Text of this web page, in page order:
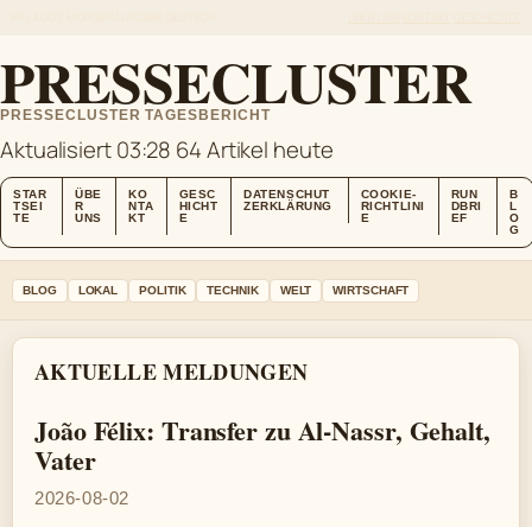
PRESSECLUSTER
PRESSECLUSTER TAGESBERICHT
Aktualisiert 03:28 64 Artikel heute
STAR
TSEI
TE
ÜBE
R
UNS
KO
NTA
KT
GESC
HICHT
E
DATENSCHUT
ZERKLÄRUNG
COOKIE-
RICHTLINI
E
RUN
DBRI
EF
B
L
O
G
BLOG LOKAL POLITIK TECHNIK WELT WIRTSCHAFT
AKTUELLE MELDUNGEN
João Félix: Transfer zu Al-Nassr, Gehalt,
Vater
2026-08-02